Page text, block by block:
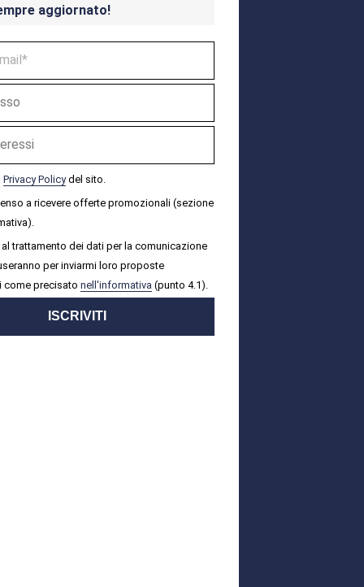
aggiornato!
Privacy Policydel sito.
a ricevere offerte promozionali (sezione
trattamento dei dati per la comunicazione
per inviarmi loro proposte
come precisato nell'informativa (punto 4.1).
ISCRIVITI